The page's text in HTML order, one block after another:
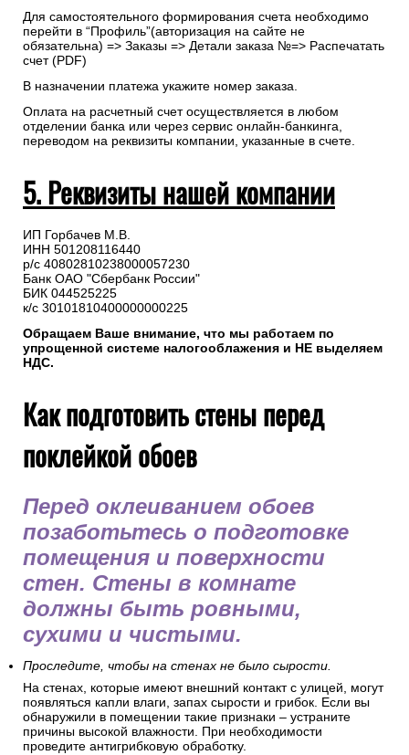
Для самостоятельного формирования счета необходимо
перейти в “Профиль”(авторизация на сайте не
обязательна) => Заказы => Детали заказа №=> Распечатать
счет (PDF)
В назначении платежа укажите номер заказа.
Оплата на расчетный счет осуществляется в любом
отделении банка или через сервис онлайн-банкинга,
переводом на реквизиты компании, указанные в счете.
5. Реквизиты нашей компании
ИП Горбачев М.В.
ИНН 501208116440
р/с 40802810238000057230
Банк ОАО "Сбербанк России"
БИК 044525225
к/с 30101810400000000225
Обращаем Ваше внимание, что мы работаем по
упрощенной системе налогооблажения и НЕ выделяем
НДС.
Как подготовить стены перед
поклейкой обоев
Перед оклеиванием обоев
позаботьтесь о подготовке
помещения и поверхности
стен. Стены в комнате
должны быть ровными,
сухими и чистыми.
Проследите, чтобы на стенах не было сырости.
На стенах, которые имеют внешний контакт с улицей, могут
появляться капли влаги, запах сырости и грибок. Если вы
обнаружили в помещении такие признаки – устраните
причины высокой влажности. При необходимости
проведите антигрибковую обработку.